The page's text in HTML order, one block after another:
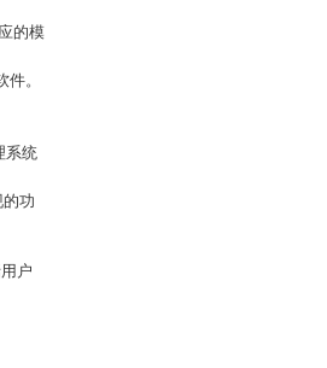
的模
。
系统
功
户